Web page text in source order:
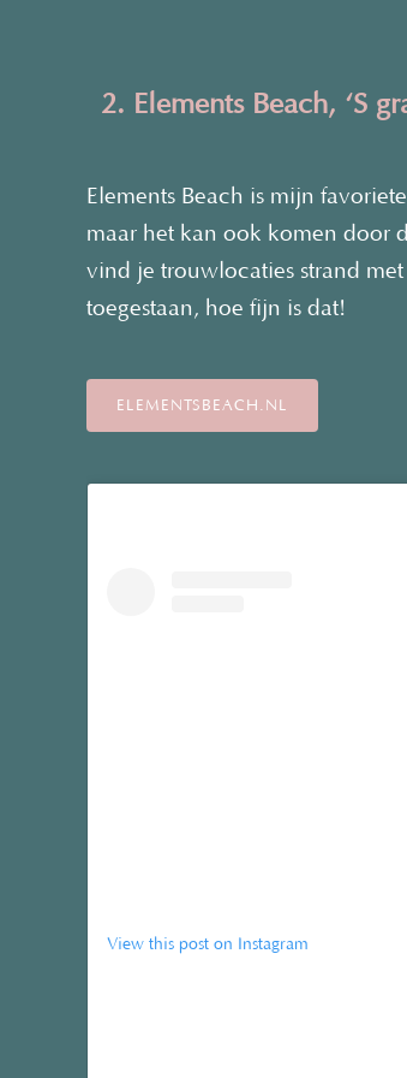
2. Elements Beach, ‘S
Elements Beach is mijn
maar het kan ook komen door
vind je trouwlocaties strand
toegestaan, hoe fijn is dat!
ELEMENTSBEACH.NL
View this post on Instagram